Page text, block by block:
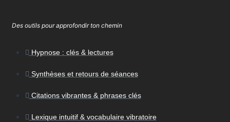
Des outils pour approfondir ton chemin
Hypnose : clés & lectures
Synthèses et retours de séances
Citations vibrantes & phrases clés
Lexique intuitif & vocabulaire vibratoire